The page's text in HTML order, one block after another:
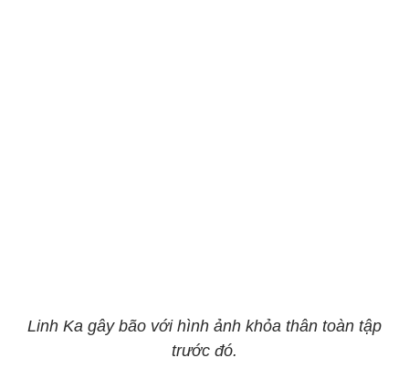
Linh Ka gây bão với hình ảnh khỏa thân toàn tập
trước đó.